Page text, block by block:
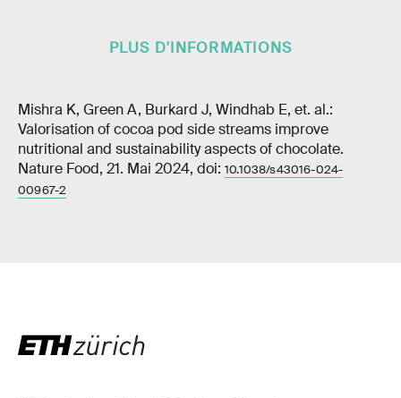
PLUS D'INFORMATIONS
Mishra K, Green A, Burkard J, Windhab E, et. al.:
Valorisation of cocoa pod side streams improve
nutritional and sustainability aspects of chocolate.
Nature Food, 21. Mai 2024, doi: 10.1038/s43016-024-
00967-2